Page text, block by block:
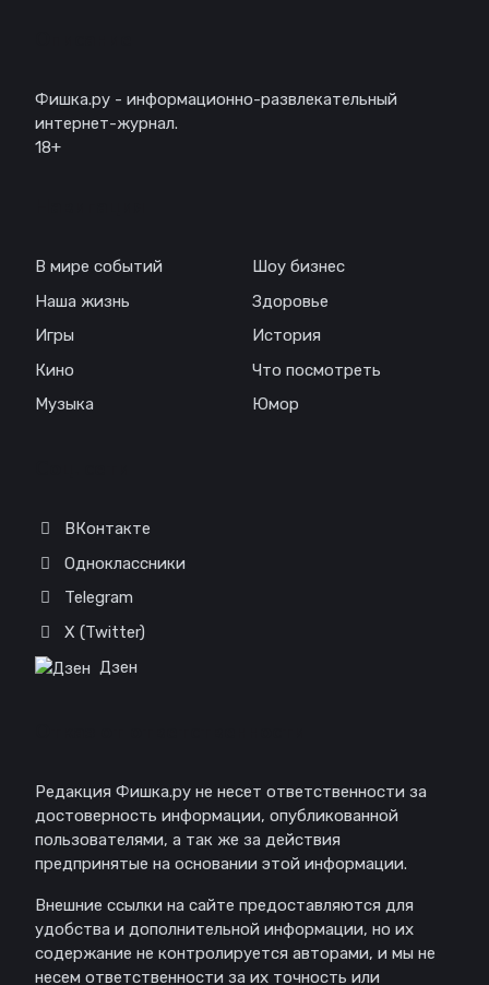
Фишка.ру - информационно-развлекательный
интернет-журнал.
18+
В мире событий
Наша жизнь
Игры
Кино
Музыка
Шоу бизнес
Здоровье
История
Что посмотреть
Юмор
ВКонтакте
Одноклассники
Telegram
X (Twitter)
Дзен
Редакция Фишка.ру не несет ответственности за
достоверность информации, опубликованной
пользователями, а так же за действия
предпринятые на основании этой информации.
Внешние ссылки на сайте предоставляются для
удобства и дополнительной информации, но их
содержание не контролируется авторами, и мы не
несем ответственности за их точность или